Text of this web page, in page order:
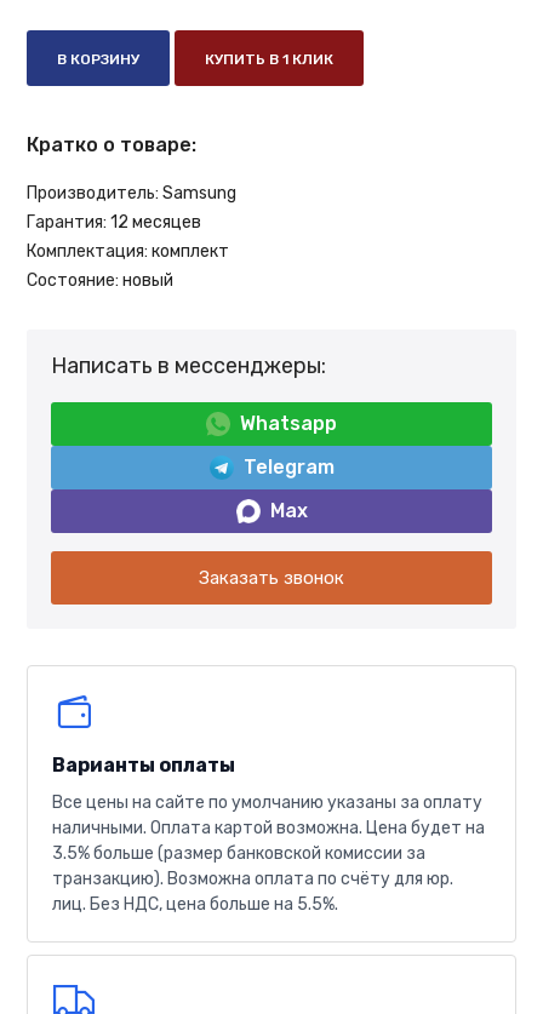
В КОРЗИНУ КУПИТЬ В 1 КЛИК
Кратко о товаре:
Производитель: Samsung
Гарантия: 12 месяцев
Комплектация: комплект
Состояние: новый
Написать в мессенджеры:
Whatsapp
Telegram
Max
Заказать звонок
Варианты оплаты
Все цены на сайте по умолчанию указаны за оплату
наличными. Оплата картой возможна. Цена будет на
3.5% больше (размер банковской комиссии за
транзакцию). Возможна оплата по счёту для юр.
лиц. Без НДС, цена больше на 5.5%.